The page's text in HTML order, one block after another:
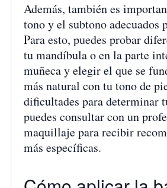
Además, también es
tono y el subtono adecuados
Para esto, puedes probar
tu mandíbula o en la parte
muñeca y elegir el que se
más natural con tu tono de
dificultades para determinar
puedes consultar con un
maquillaje para recibir
más específicas.